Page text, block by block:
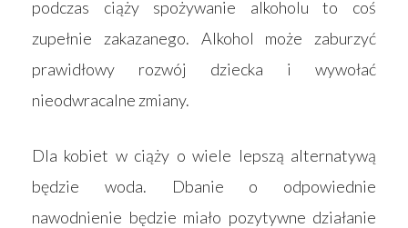
podczas ciąży spożywanie alkoholu to coś
zupełnie zakazanego. Alkohol może zaburzyć
prawidłowy rozwój dziecka i wywołać
nieodwracalne zmiany.
Dla kobiet w ciąży o wiele lepszą alternatywą
będzie woda. Dbanie o odpowiednie
nawodnienie będzie miało pozytywne działanie